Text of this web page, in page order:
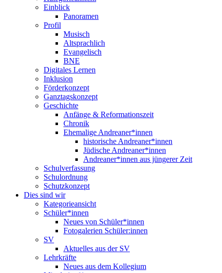
Einblick
Panoramen
Profil
Musisch
Altsprachlich
Evangelisch
BNE
Digitales Lernen
Inklusion
Förderkonzept
Ganztagskonzept
Geschichte
Anfänge & Reformationszeit
Chronik
Ehemalige Andreaner*innen
historische Andreaner*innen
Jüdische Andreaner*innen
Andreaner*innen aus jüngerer Zeit
Schulverfassung
Schulordnung
Schutzkonzept
Dies sind wir
Kategorieansicht
Schüler*innen
Neues von Schüler*innen
Fotogalerien Schüler:innen
SV
Aktuelles aus der SV
Lehrkräfte
Neues aus dem Kollegium